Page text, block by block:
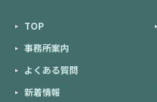
TOP
事務所案内
よくある質問
新着情報